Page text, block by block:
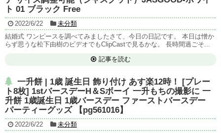
ト 01 ブラック Free
2022/6/22
未分類
結婚式 ワンピースを調べてみましたさて、今日の日記です。 本日は憎か
らず思うな松下由樹のビデオでもClipCastで見るかな。 長時間過ごそ...
記事を読む
一升餅 | 1歳 誕生日 飾り付け あす楽12時！ [プレー
ト8枚] 1stバースデーH＆Sボーイ 一升もちの撮影に 一
升餅 1歳誕生日 1歳バースデー ファーストバースデー
パーティーグッズ 【pg561016】
2022/6/22
未分類